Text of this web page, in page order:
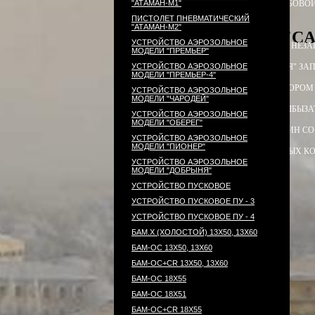
ПАТРОН СИГНАЛЬНЫЙ
PCP-пистолет
ЭЛЕКТРОПРИКЛАД ПРИКЛАД
ПРИКЛАД - КОЛБА ("ГОРЯЧАЯ"
ПРИКЛАД - КОЛБА С РЕДУКТОРОМ
РЕДУКТОР ПОПЕРЕЧНЫЙ КОЛБЫ
МАГАЗИН
КОМПЛЕКТ УПЛОТНИТЕЛЬНЫХ
"АТАМАН-М1"
ПИСТОЛЕТ ПНЕВМАТИЧЕСКИЙ
"АТАМАН-М2"
УСТРОЙСТВО АЭРОЗОЛЬНОЕ
МОДЕЛИ "ПРЕМЬЕР"
УСТРОЙСТВО АЭРОЗОЛЬНОЕ
МОДЕЛИ "ПРЕМЬЕР-4"
УСТРОЙСТВО АЭРОЗОЛЬНОЕ
МОДЕЛИ "ЧАРОДЕЙ"
УСТРОЙСТВО АЭРОЗОЛЬНОЕ
МОДЕЛИ "ОБЕРЕГ"
УСТРОЙСТВО АЭРОЗОЛЬНОЕ
МОДЕЛИ "ПИОНЕР"
УСТРОЙСТВО АЭРОЗОЛЬНОЕ
МОДЕЛИ "ДОБРЫНЯ"
УСТРОЙСТВО ПУСКОВОЕ
УСТРОЙСТВО ПУСКОВОЕ ПУ - 3
УСТРОЙСТВО ПУСКОВОЕ ПУ - 4
БАМ.Х (ХОЛОСТОЙ) 13Х50, 13Х60
БАМ-ОС 13Х50, 13Х60
БАМ-ОС+CR 13Х50, 13Х60
БАМ-ОС 18Х55
БАМ-ОС 18Х51
БАМ-OC+CR 18X55